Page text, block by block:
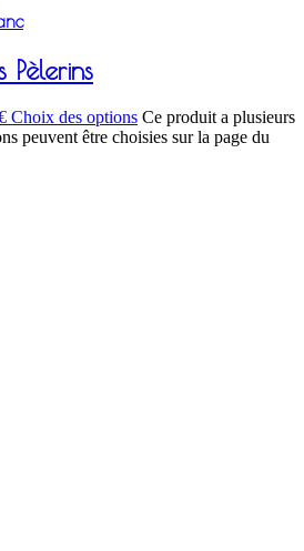
Pèlerins
Choix des options Ce produit a plusieurs
peuvent être choisies sur la page du